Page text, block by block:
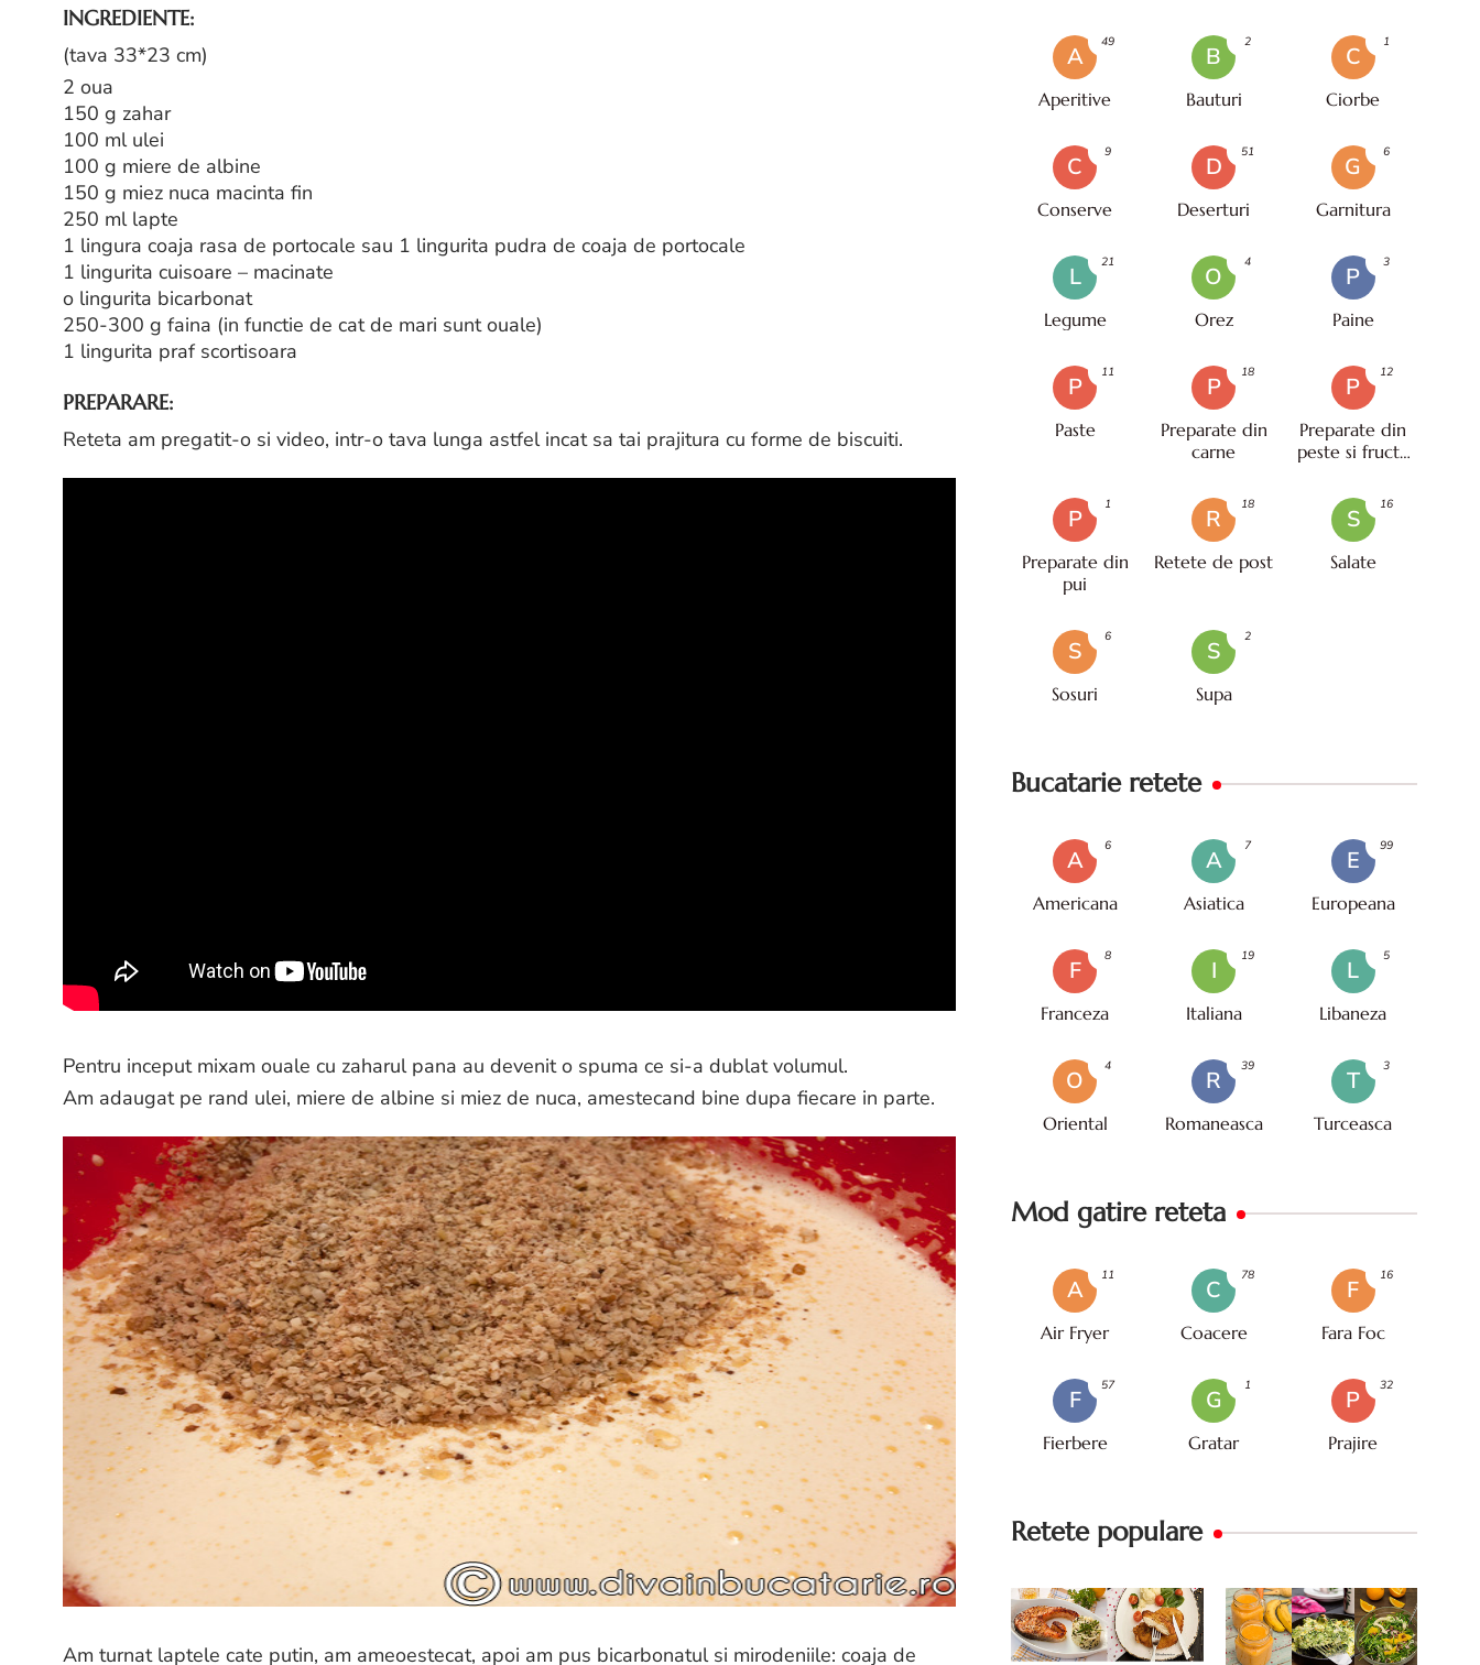
INGREDIENTE:
(tava 33*23 cm)
2 oua
150 g zahar
100 ml ulei
100 g miere de albine
150 g miez nuca macinta fin
250 ml lapte
1 lingura coaja rasa de portocale sau 1 lingurita pudra de coaja de portocale
1 lingurita cuisoare – macinate
o lingurita bicarbonat
250-300 g faina (in functie de cat de mari sunt ouale)
1 lingurita praf scortisoara
PREPARARE:
Reteta am pregatit-o si video, intr-o tava lunga astfel incat sa tai prajitura cu forme de biscuiti.
Pentru inceput mixam ouale cu zaharul pana au devenit o spuma ce si-a dublat volumul.
Am adaugat pe rand ulei, miere de albine si miez de nuca, amestecand bine dupa fiecare in parte.
Am turnat laptele cate putin, am ameoestecat, apoi am pus bicarbonatul si mirodeniile: coaja de
A
Aperitive
49
B
Bauturi
2
C
Ciorbe
1
C
Conserve
9
D
Deserturi
51
G
Garnitura
6
L
Legume
21
O
Orez
4
P
Paine
3
P
Paste
11
P
Preparate din
carne
18
P
Preparate din
peste si fructe
12
P
Preparate din
pui
1
R
Retete de post
18
S
Salate
16
S
Sosuri
6
S
Supa
2
Bucatarie retete
A
Americana
6
A
Asiatica
7
E
Europeana
99
F
Franceza
8
I
Italiana
19
L
Libaneza
5
O
Oriental
4
R
Romaneasca
39
T
Turceasca
3
Mod gatire reteta
A
Air Fryer
11
C
Coacere
78
F
Fara Foc
16
F
Fierbere
57
G
Gratar
1
P
Prajire
32
Retete populare